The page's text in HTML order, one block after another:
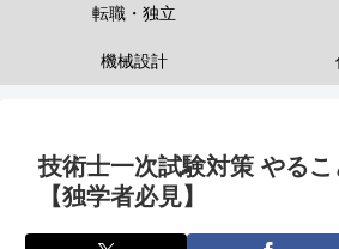
転職・独立
機械設計
技術士一次試験対策 やる
【独学者必見】